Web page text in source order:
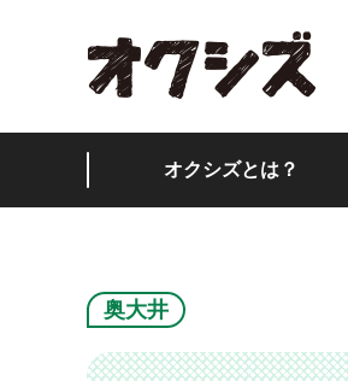
オクシズとは？
奥大井